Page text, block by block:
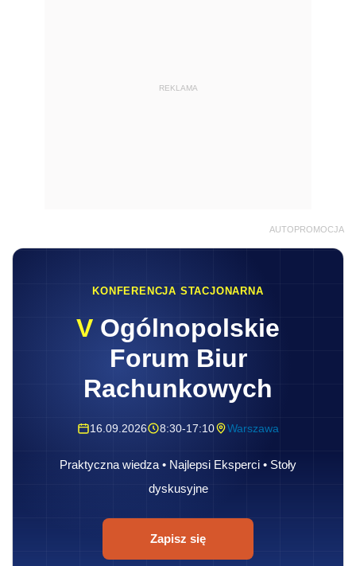
REKLAMA
AUTOPROMOCJA
KONFERENCJA STACJONARNA
V Ogólnopolskie
Forum Biur
Rachunkowych
16.09.2026 8:30-17:10 Warszawa
Praktyczna wiedza • Najlepsi Eksperci • Stoły
dyskusyjne
Zapisz się